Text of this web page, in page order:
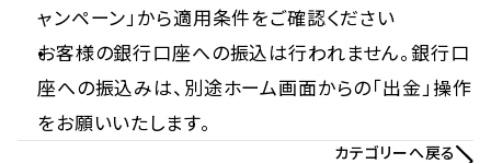
ャンペーン」から適用条件をご確認ください
お客様の銀行口座への振込は行われません。銀行口
座への振込みは、別途ホーム画面からの「出金」操作
をお願いいたします。
カテゴリーへ戻る